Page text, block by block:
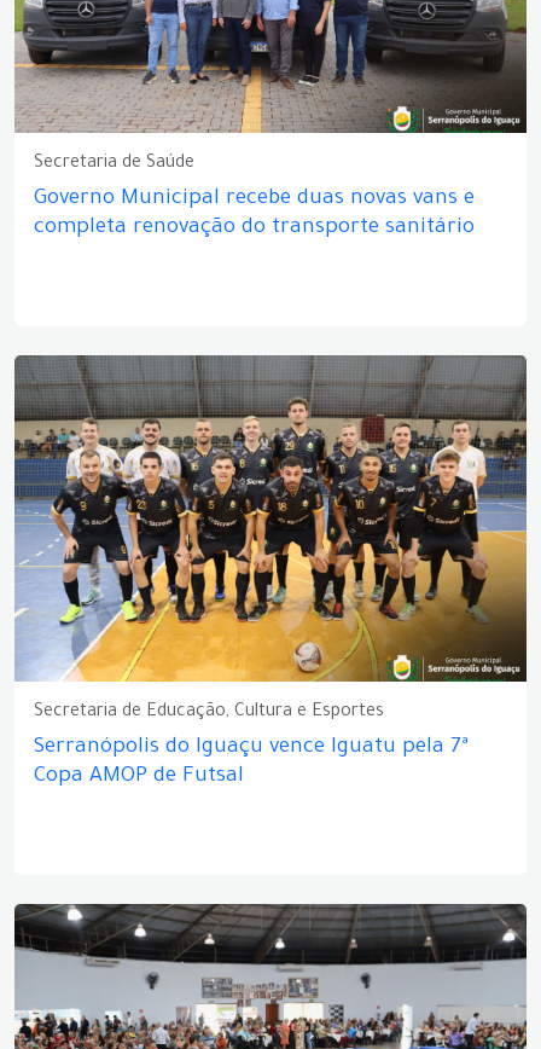
Secretaria de Saúde
Governo Municipal recebe duas novas vans e
completa renovação do transporte sanitário
Secretaria de Educação, Cultura e Esportes
Serranópolis do Iguaçu vence Iguatu pela 7ª
Copa AMOP de Futsal